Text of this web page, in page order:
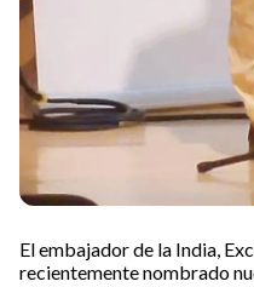
El embajador de la India,
recientemente nombrado